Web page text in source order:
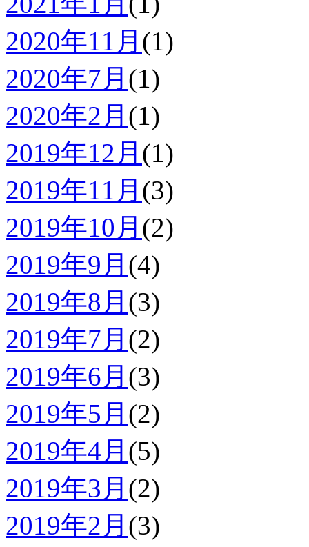
2020年11月 (1)
2020年7月 (1)
2020年2月 (1)
2019年12月 (1)
2019年11月 (3)
2019年10月 (2)
2019年9月 (4)
2019年8月 (3)
2019年7月 (2)
2019年6月 (3)
2019年5月 (2)
2019年4月 (5)
2019年3月 (2)
2019年2月 (3)